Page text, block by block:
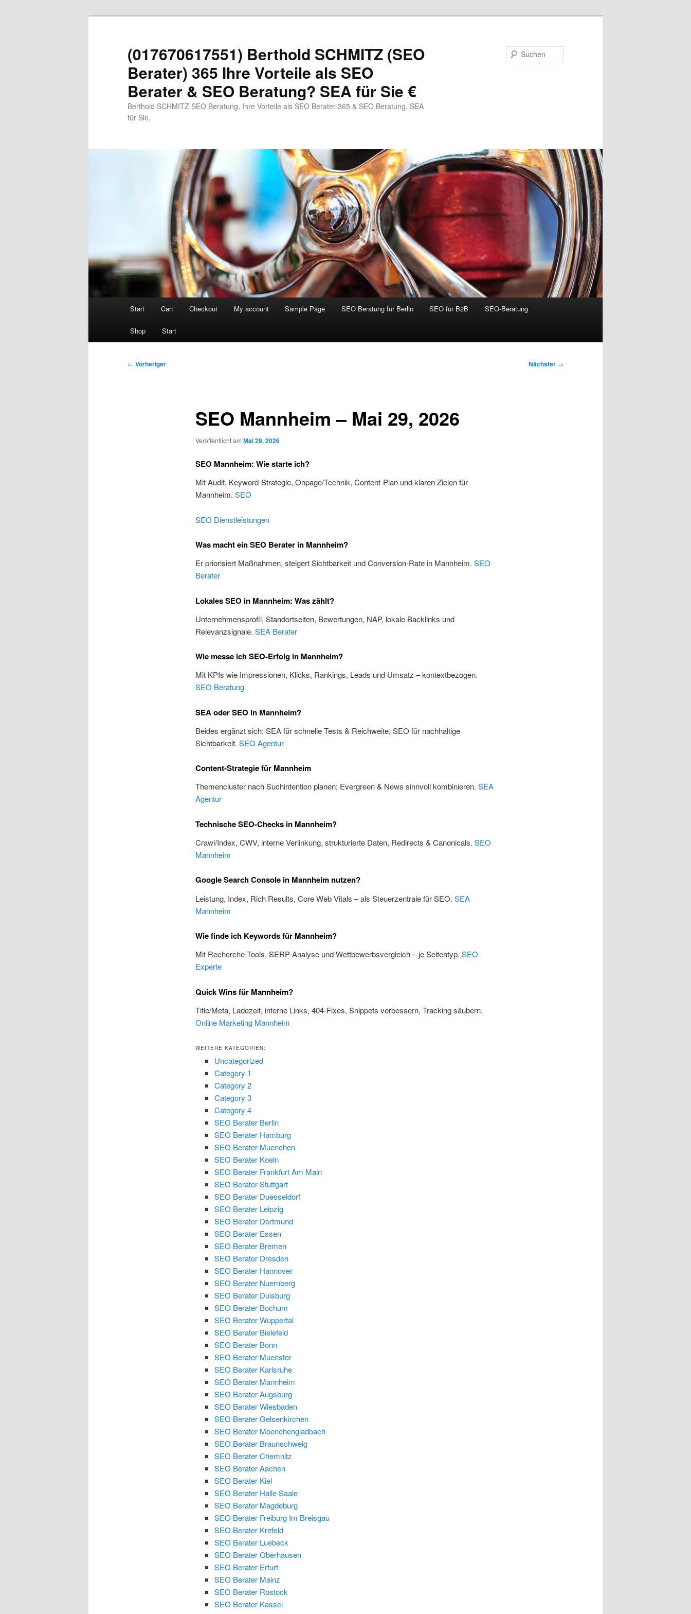
(017670617551) Berthold SCHMITZ (SEO
Berater) 365 Ihre Vorteile als SEO
Berater & SEO Beratung? SEA für Sie €
Berthold SCHMITZ SEO Beratung, Ihre Vorteile als SEO Berater 365 & SEO Beratung. SEA
für Sie.
Start Cart Checkout My account Sample Page SEO Beratung für Berlin SEO für B2B SEO-Beratung
Shop Start
Beitragsnavigation
← Vorheriger Nächster →
SEO Mannheim – Mai 29, 2026
Veröffentlicht am Mai 29, 2026
SEO Mannheim: Wie starte ich?
Mit Audit, Keyword-Strategie, Onpage/Technik, Content-Plan und klaren Zielen für
Mannheim. SEO
SEO Dienstleistungen
Was macht ein SEO Berater in Mannheim?
Er priorisiert Maßnahmen, steigert Sichtbarkeit und Conversion-Rate in Mannheim. SEO
Berater
Lokales SEO in Mannheim: Was zählt?
Unternehmensprofil, Standortseiten, Bewertungen, NAP, lokale Backlinks und
Relevanzsignale. SEA Berater
Wie messe ich SEO-Erfolg in Mannheim?
Mit KPIs wie Impressionen, Klicks, Rankings, Leads und Umsatz – kontextbezogen.
SEO Beratung
SEA oder SEO in Mannheim?
Beides ergänzt sich: SEA für schnelle Tests & Reichweite, SEO für nachhaltige
Sichtbarkeit. SEO Agentur
Content-Strategie für Mannheim
Themencluster nach Suchintention planen; Evergreen & News sinnvoll kombinieren. SEA
Agentur
Technische SEO-Checks in Mannheim?
Crawl/Index, CWV, interne Verlinkung, strukturierte Daten, Redirects & Canonicals. SEO
Mannheim
Google Search Console in Mannheim nutzen?
Leistung, Index, Rich Results, Core Web Vitals – als Steuerzentrale für SEO. SEA
Mannheim
Wie finde ich Keywords für Mannheim?
Mit Recherche-Tools, SERP-Analyse und Wettbewerbsvergleich – je Seitentyp. SEO
Experte
Quick Wins für Mannheim?
Title/Meta, Ladezeit, interne Links, 404-Fixes, Snippets verbessern, Tracking säubern.
Online Marketing Mannheim
WEITERE KATEGORIEN:
Uncategorized
Category 1
Category 2
Category 3
Category 4
SEO Berater Berlin
SEO Berater Hamburg
SEO Berater Muenchen
SEO Berater Koeln
SEO Berater Frankfurt Am Main
SEO Berater Stuttgart
SEO Berater Duesseldorf
SEO Berater Leipzig
SEO Berater Dortmund
SEO Berater Essen
SEO Berater Bremen
SEO Berater Dresden
SEO Berater Hannover
SEO Berater Nuernberg
SEO Berater Duisburg
SEO Berater Bochum
SEO Berater Wuppertal
SEO Berater Bielefeld
SEO Berater Bonn
SEO Berater Muenster
SEO Berater Karlsruhe
SEO Berater Mannheim
SEO Berater Augsburg
SEO Berater Wiesbaden
SEO Berater Gelsenkirchen
SEO Berater Moenchengladbach
SEO Berater Braunschweig
SEO Berater Chemnitz
SEO Berater Aachen
SEO Berater Kiel
SEO Berater Halle Saale
SEO Berater Magdeburg
SEO Berater Freiburg Im Breisgau
SEO Berater Krefeld
SEO Berater Luebeck
SEO Berater Oberhausen
SEO Berater Erfurt
SEO Berater Mainz
SEO Berater Rostock
SEO Berater Kassel